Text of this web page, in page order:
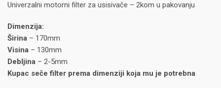
Univerzalni motorni filter za usisivače – 2kom u pakovanju
Dimenzija:
Širina – 170mm
Visina – 130mm
Debljina – 2-5mm
Kupac seče filter prema dimenziji koja mu je potrebna